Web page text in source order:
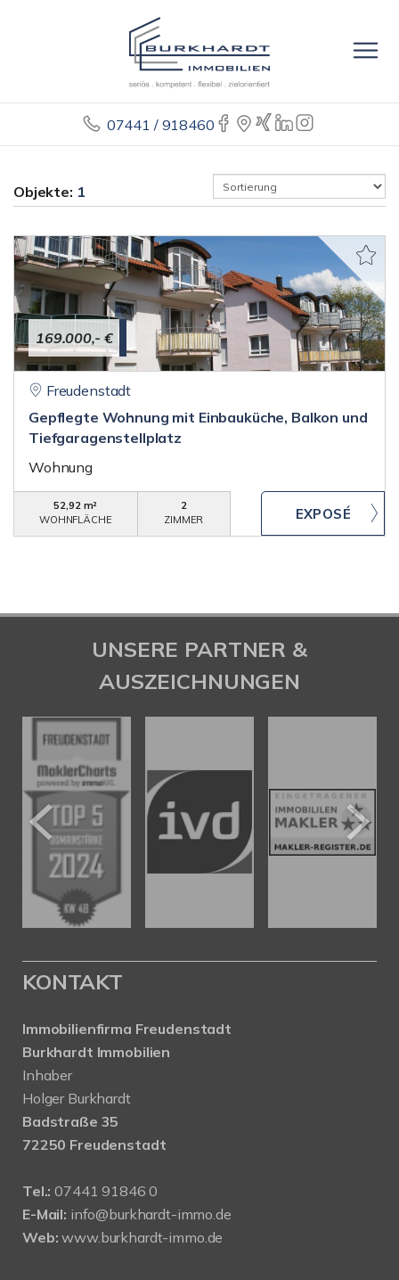
07441 / 918460
Objekte: 1
169.000,- €
Freudenstadt
Gepflegte Wohnung mit Einbauküche, Balkon und
Tiefgaragenstellplatz
Wohnung
52,92 m²
WOHNFLÄCHE
2
ZIMMER
UNSERE PARTNER &
AUSZEICHNUNGEN
KONTAKT
Immobilienfirma Freudenstadt
Burkhardt Immobilien
Inhaber
Holger Burkhardt
Badstraße 35
72250 Freudenstadt
Tel.: 07441 91846 0
E-Mail: info@burkhardt-immo.de
Web: www.burkhardt-immo.de